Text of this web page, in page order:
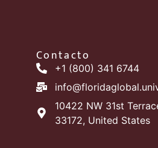
Contacto
+1 (800) 341 6744
10422 NW 31st
33172, United States